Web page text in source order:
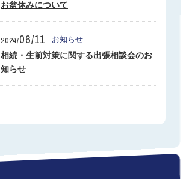
お盆休みについて
2024/06/11 お知らせ
相続・生前対策に関する出張相談会のお
知らせ